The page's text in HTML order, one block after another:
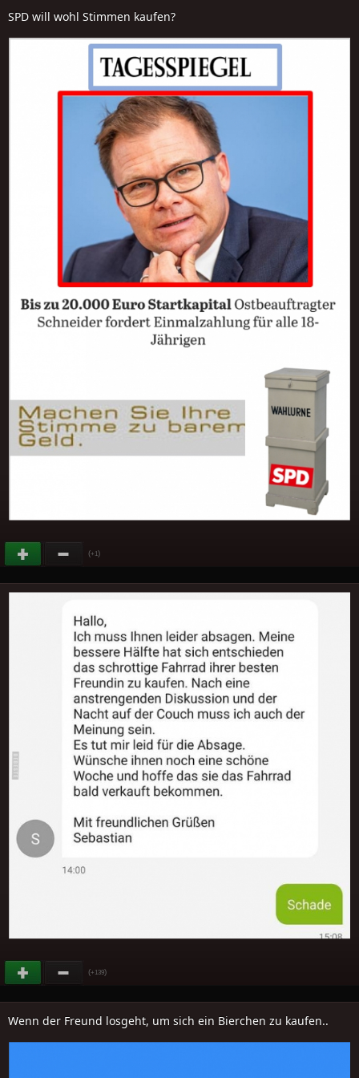
SPD will wohl Stimmen kaufen?
(+1)
(+139)
Wenn der Freund losgeht, um sich ein Bierchen zu kaufen..